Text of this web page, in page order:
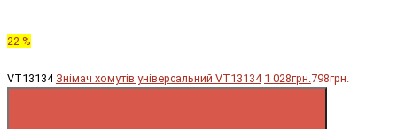
22 %
VT13134 Знімач хомутів універсальний VT13134 1 028грн.798грн.